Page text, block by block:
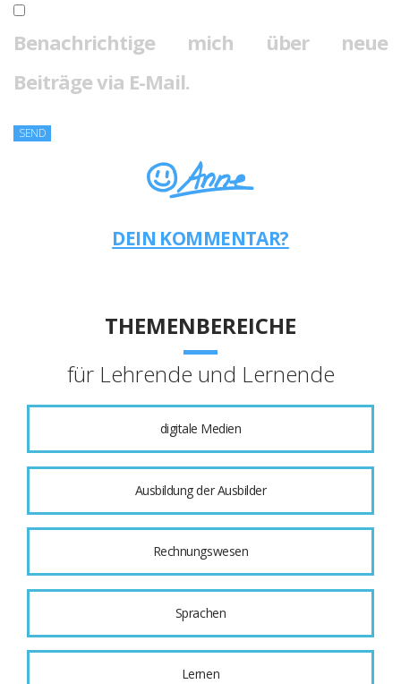
Benachrichtige mich über neue
Beiträge via E-Mail.
DEIN KOMMENTAR?
THEMENBEREICHE
für Lehrende und Lernende
digitale Medien
Ausbildung der Ausbilder
Rechnungswesen
Sprachen
Lernen